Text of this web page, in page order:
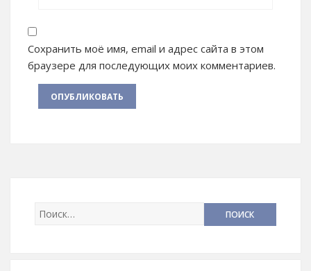
Сохранить моё имя, email и адрес сайта в этом
браузере для последующих моих комментариев.